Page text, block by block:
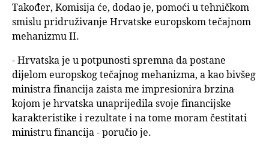
Također, Komisija će, dodao je, pomoći u tehničkom
smislu pridruživanje Hrvatske europskom tečajnom
mehanizmu II.
- Hrvatska je u potpunosti spremna da postane
dijelom europskog tečajnog mehanizma, a kao bivšeg
ministra financija zaista me impresionira brzina
kojom je hrvatska unaprijedila svoje financijske
karakteristike i rezultate i na tome moram čestitati
ministru financija - poručio je.